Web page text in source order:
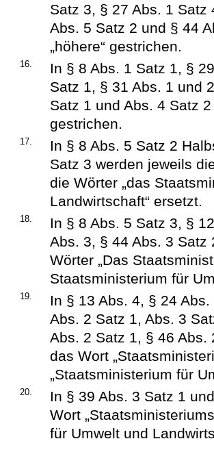
Satz 3, § 27 Abs. 1
Abs. 5 Satz 2 und § 44
„höhere“ gestrichen.
16.
In § 8 Abs. 1 Satz 1, §
Satz 1, § 31 Abs. 1 und
Satz 1 und Abs. 4 Satz
gestrichen.
17.
In § 8 Abs. 5 Satz 2
Satz 3 werden jeweils
die Wörter „das
Landwirtschaft“ ersetzt.
18.
In § 8 Abs. 5 Satz 3, §
Abs. 3, § 44 Abs. 3
Wörter „Das
Staatsministerium für
19.
In § 13 Abs. 4, § 24
Abs. 2 Satz 1, Abs. 3
Abs. 2 Satz 1, § 46
das Wort
„Staatsministerium für
20.
In § 39 Abs. 3 Satz 1
Wort
für Umwelt und